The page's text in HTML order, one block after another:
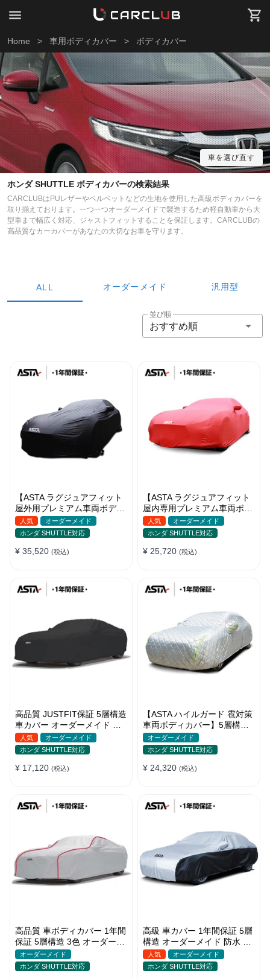
Home > 車用ボディカバー > ボディカバー
車を選び直す
ホンダ SHUTTLE ボディカバーの検索結果
CARCLUBはPUレザーやベルベットなどの生地を使用した高級ボディカバーを
取り揃えております。一つ一つオーダーメイドで製造するため軽自動車から大
型車まで幅広く対応、ジャストフィットすることを保証します。CARCLUBの
高品質なカーカバーがあなたの大切なお車を守ります。
ALL オーダーメイド 汎用型
並び順
おすすめ順
【ASTA ラグジュアフィット
屋外用プレミアム車両ボディ
カバー】PUレザー製 オーダ
ーメイド 高級感 裏起毛車カ
バー 強風対策
人気
オーダーメイド
ホンダ SHUTTLE対応
¥ 35,520 (税込)
【ASTA ラグジュアフィット
屋内専用プレミアム車両ボデ
ィカバー】オーダーメイド 最
高級生地 柔かい 裏起毛車カ
バー
人気
オーダーメイド
ホンダ SHUTTLE対応
¥ 25,720 (税込)
高品質 JUSTFIT保証 5層構造
車カバー オーダーメイド 台
風対策 裏起毛 防水 耐久性 傷
保護
人気
オーダーメイド
ホンダ SHUTTLE対応
¥ 17,120 (税込)
【ASTA ハイルガード 雹対策
車両ボディカバー】5層構造
厚手 オーダーメイド 凍結防
止 防雪防風 極厚 防風ロープ
付きボディカバー
オーダーメイド
ホンダ SHUTTLE対応
¥ 24,320 (税込)
高品質 車ボディカバー 1年間
保証 5層構造 3色 オーダーメ
イド 裏起毛 防風防水 四季
オーダーメイド
ホンダ SHUTTLE対応
高級 車カバー 1年間保証 5層
構造 オーダーメイド 防水 裏
起毛 台風対策 黄砂対策 車種
専用
人気
オーダーメイド
ホンダ SHUTTLE対応